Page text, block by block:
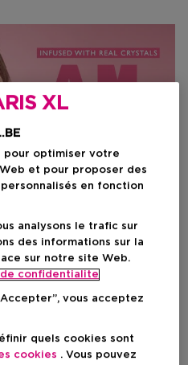
XL
pour optimiser votre
et pour proposer des
en fonction
analysons le trafic sur
des informations sur la
sur notre site Web.
confidentialite
vous acceptez
quels cookies sont
cookies . Vous pouvez